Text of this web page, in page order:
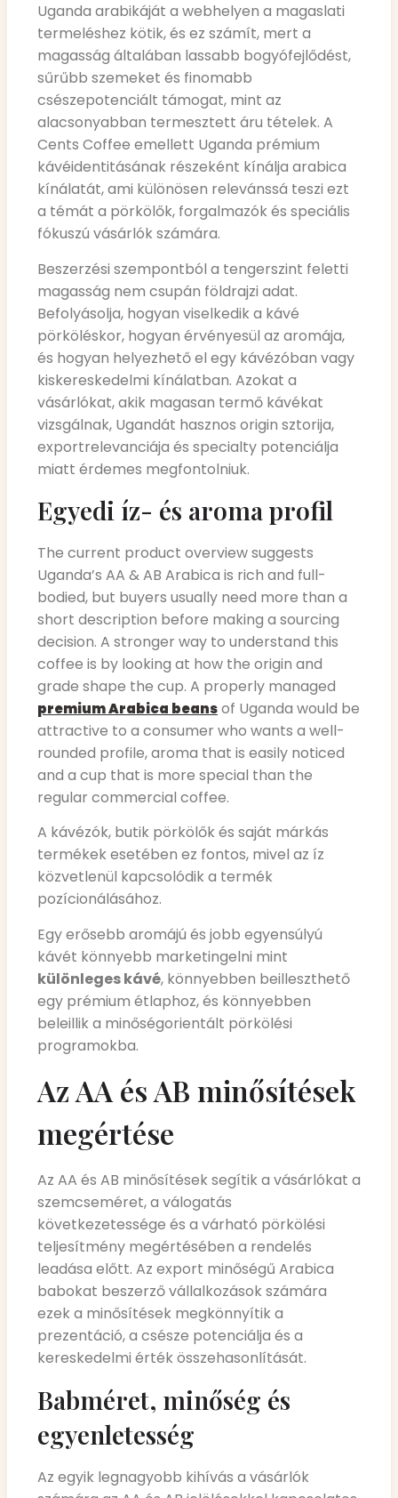
Uganda arabikáját a webhelyen a magaslati
termeléshez kötik, és ez számít, mert a
magasság általában lassabb bogyófejlődést,
sűrűbb szemeket és finomabb
csészepotenciált támogat, mint az
alacsonyabban termesztett áru tételek. A
Cents Coffee emellett Uganda prémium
kávéidentitásának részeként kínálja arabica
kínálatát, ami különösen relevánssá teszi ezt
a témát a pörkölők, forgalmazók és speciális
fókuszú vásárlók számára.
Beszerzési szempontból a tengerszint feletti
magasság nem csupán földrajzi adat.
Befolyásolja, hogyan viselkedik a kávé
pörköléskor, hogyan érvényesül az aromája,
és hogyan helyezhető el egy kávézóban vagy
kiskereskedelmi kínálatban. Azokat a
vásárlókat, akik magasan termő kávékat
vizsgálnak, Ugandát hasznos origin sztorija,
exportrelevanciája és specialty potenciálja
miatt érdemes megfontolniuk.
Egyedi íz- és aroma profil
The current product overview suggests
Uganda’s AA & AB Arabica is rich and full-
bodied, but buyers usually need more than a
short description before making a sourcing
decision. A stronger way to understand this
coffee is by looking at how the origin and
grade shape the cup. A properly managed
premium Arabica beansof Uganda would be
attractive to a consumer who wants a well-
rounded profile, aroma that is easily noticed
and a cup that is more special than the
regular commercial coffee.
A kávézók, butik pörkölők és saját márkás
termékek esetében ez fontos, mivel az íz
közvetlenül kapcsolódik a termék
pozícionálásához.
Egy erősebb aromájú és jobb egyensúlyú
kávét könnyebb marketingelni mint
különleges kávé, könnyebben beilleszthető
egy prémium étlaphoz, és könnyebben
beleillik a minőségorientált pörkölési
programokba.
Az AA és AB minősítések
megértése
Az AA és AB minősítések segítik a vásárlókat a
szemcseméret, a válogatás
következetessége és a várható pörkölési
teljesítmény megértésében a rendelés
leadása előtt. Az export minőségű Arabica
babokat beszerző vállalkozások számára
ezek a minősítések megkönnyítik a
prezentáció, a csésze potenciálja és a
kereskedelmi érték összehasonlítását.
Babméret, minőség és
egyenletesség
Az egyik legnagyobb kihívás a vásárlók